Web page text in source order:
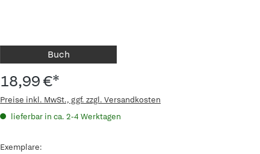
Buch
18,99 €*
Preise inkl. MwSt., ggf. zzgl. Versandkosten
lieferbar in ca. 2-4 Werktagen
Exemplare: